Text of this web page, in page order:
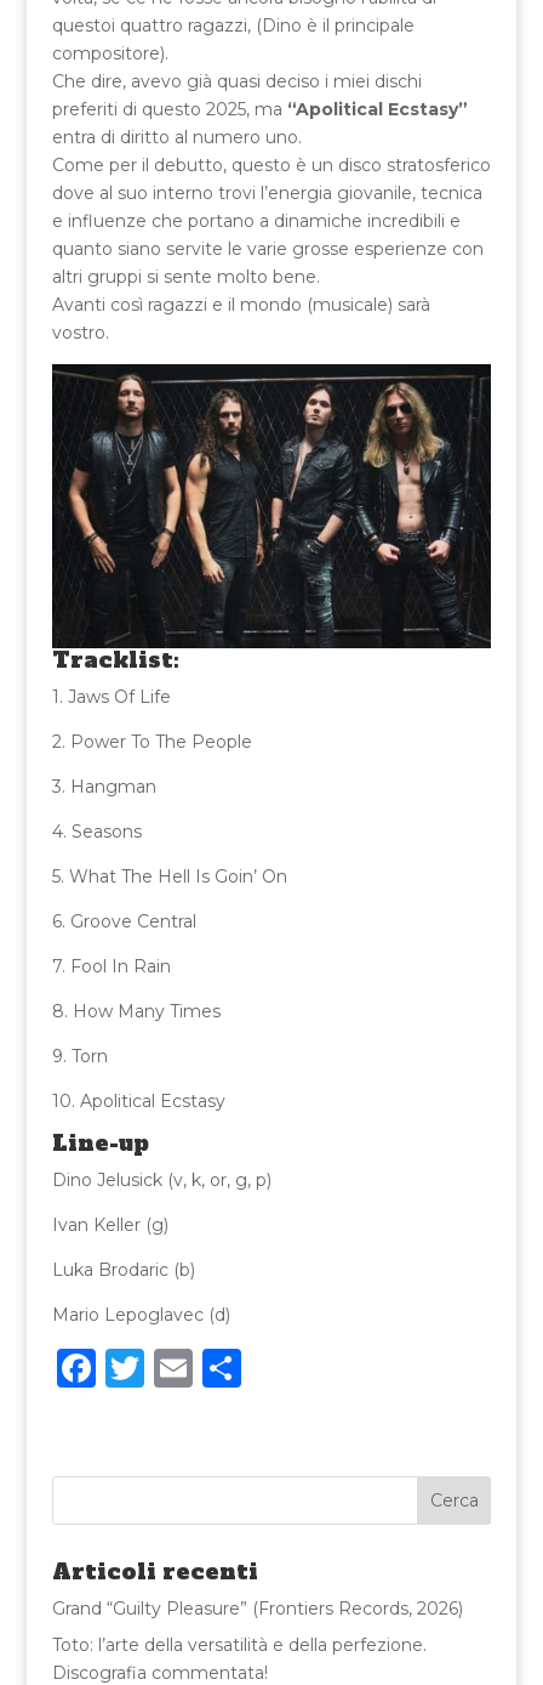
questoi quattro ragazzi, (Dino è il principale
compositore).
Che dire, avevo già quasi deciso i miei dischi
preferiti di questo 2025, ma “Apolitical Ecstasy”
entra di diritto al numero uno.
Come per il debutto, questo è un disco stratosferico
dove al suo interno trovi l’energia giovanile, tecnica
e influenze che portano a dinamiche incredibili e
quanto siano servite le varie grosse esperienze con
altri gruppi si sente molto bene.
Avanti così ragazzi e il mondo (musicale) sarà
vostro.
Tracklist:
1. Jaws Of Life
2. Power To The People
3. Hangman
4. Seasons
5. What The Hell Is Goin’ On
6. Groove Central
7. Fool In Rain
8. How Many Times
9. Torn
10. Apolitical Ecstasy
Line-up
Dino Jelusick (v, k, or, g, p)
Ivan Keller (g)
Luka Brodaric (b)
Mario Lepoglavec (d)
F
e
b
o
o
k
T
te
r
E
l
C
di
vi
di
Articoli recenti
Grand “Guilty Pleasure” (Frontiers Records, 2026)
Toto: l’arte della versatilità e della perfezione.
Discografia commentata!